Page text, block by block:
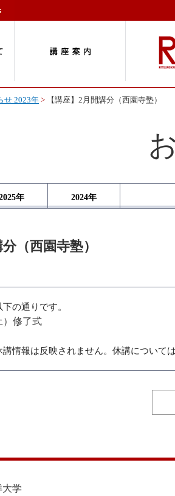
せ 2023年 > 【講座】2月開講分（西園寺塾）
年 2024年
（西園寺塾）
の通りです。
）修了式
情報は反映されません。休講について
大学